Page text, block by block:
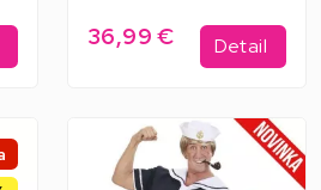
36,99 € Detail